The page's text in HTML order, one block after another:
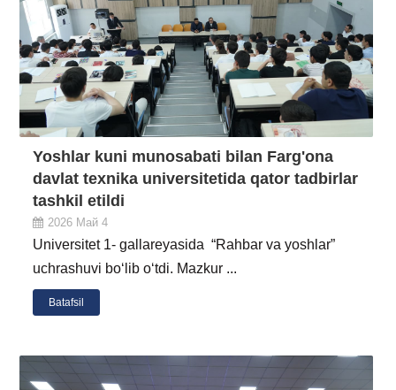
Yoshlar kuni munosabati bilan Farg'ona
davlat texnika universitetida qator tadbirlar
tashkil etildi
2026 Май 4
Universitet 1- gallareyasida “Rahbar va yoshlar”
uchrashuvi bo‘lib o‘tdi. Mazkur ...
Batafsil